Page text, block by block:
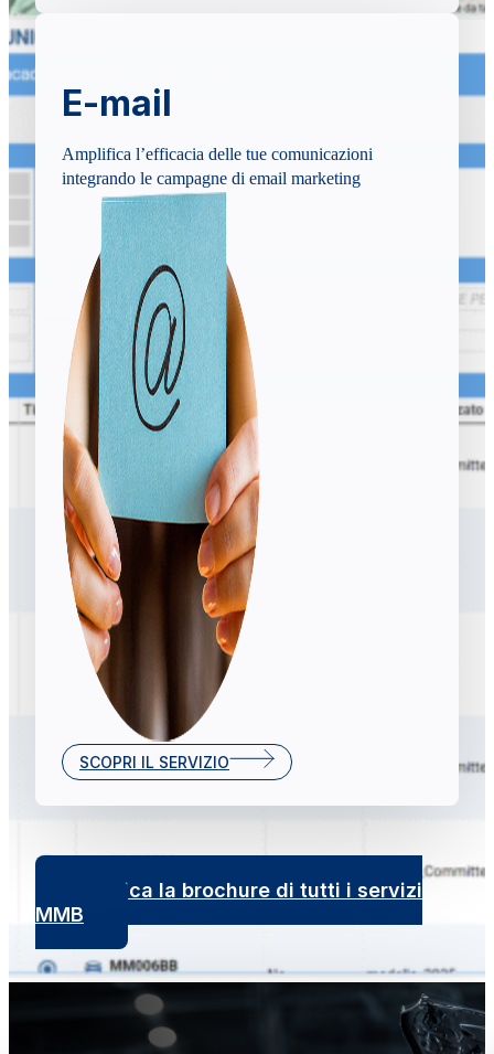
E-mail
Amplifica l’efficacia delle tue comunicazioni
integrando le campagne di email marketing
SCOPRI IL SERVIZIO
Scarica la brochure di tutti i servizi
MMB